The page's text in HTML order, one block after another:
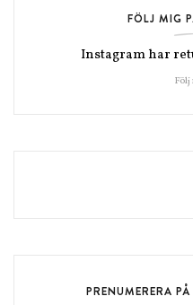
FÖLJ MIG
Instagram har
Följ
PRENUMERERA